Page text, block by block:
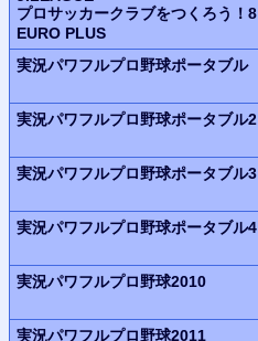
プロサッカークラブをつくろう！8
EURO PLUS
実況パワフルプロ野球ポータブル
実況パワフルプロ野球ポータブル2
実況パワフルプロ野球ポータブル3
実況パワフルプロ野球ポータブル4
実況パワフルプロ野球2010
実況パワフルプロ野球2011